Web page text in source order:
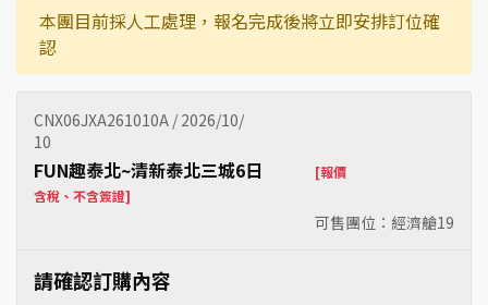
本團目前採人工處理，報名完成後將立即安排訂位確
認
CNX06JXA261010A / 2026/10/
10
可售團位：經濟艙19
FUN趣泰北~清新泰北三城6日
[報價
含稅、不含簽證]
請確認訂購內容